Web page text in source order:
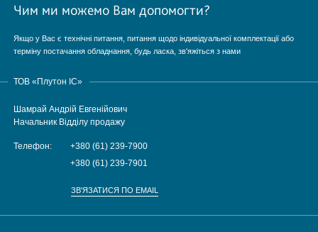
Чим ми можемо Вам допомогти?
Якщо у Вас є технічні питання, питання щодо індивідуальної комплектації або
терміну постачання обладнання, будь ласка, зв'яжіться з нами
ТОВ «Плутон IC»
Шамрай Андрій Евгенійович
Начальник Відділу продажу
Телефон:
+380 (61) 239-7900
+380 (61) 239-7901
ЗВ'ЯЗАТИСЯ ПО EMAIL